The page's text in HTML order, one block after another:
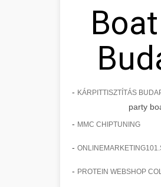
- KÁRPITTISZTÍTÁS
party
- MMC CHIPTUNING
-
- PROTEIN WEBSHOP